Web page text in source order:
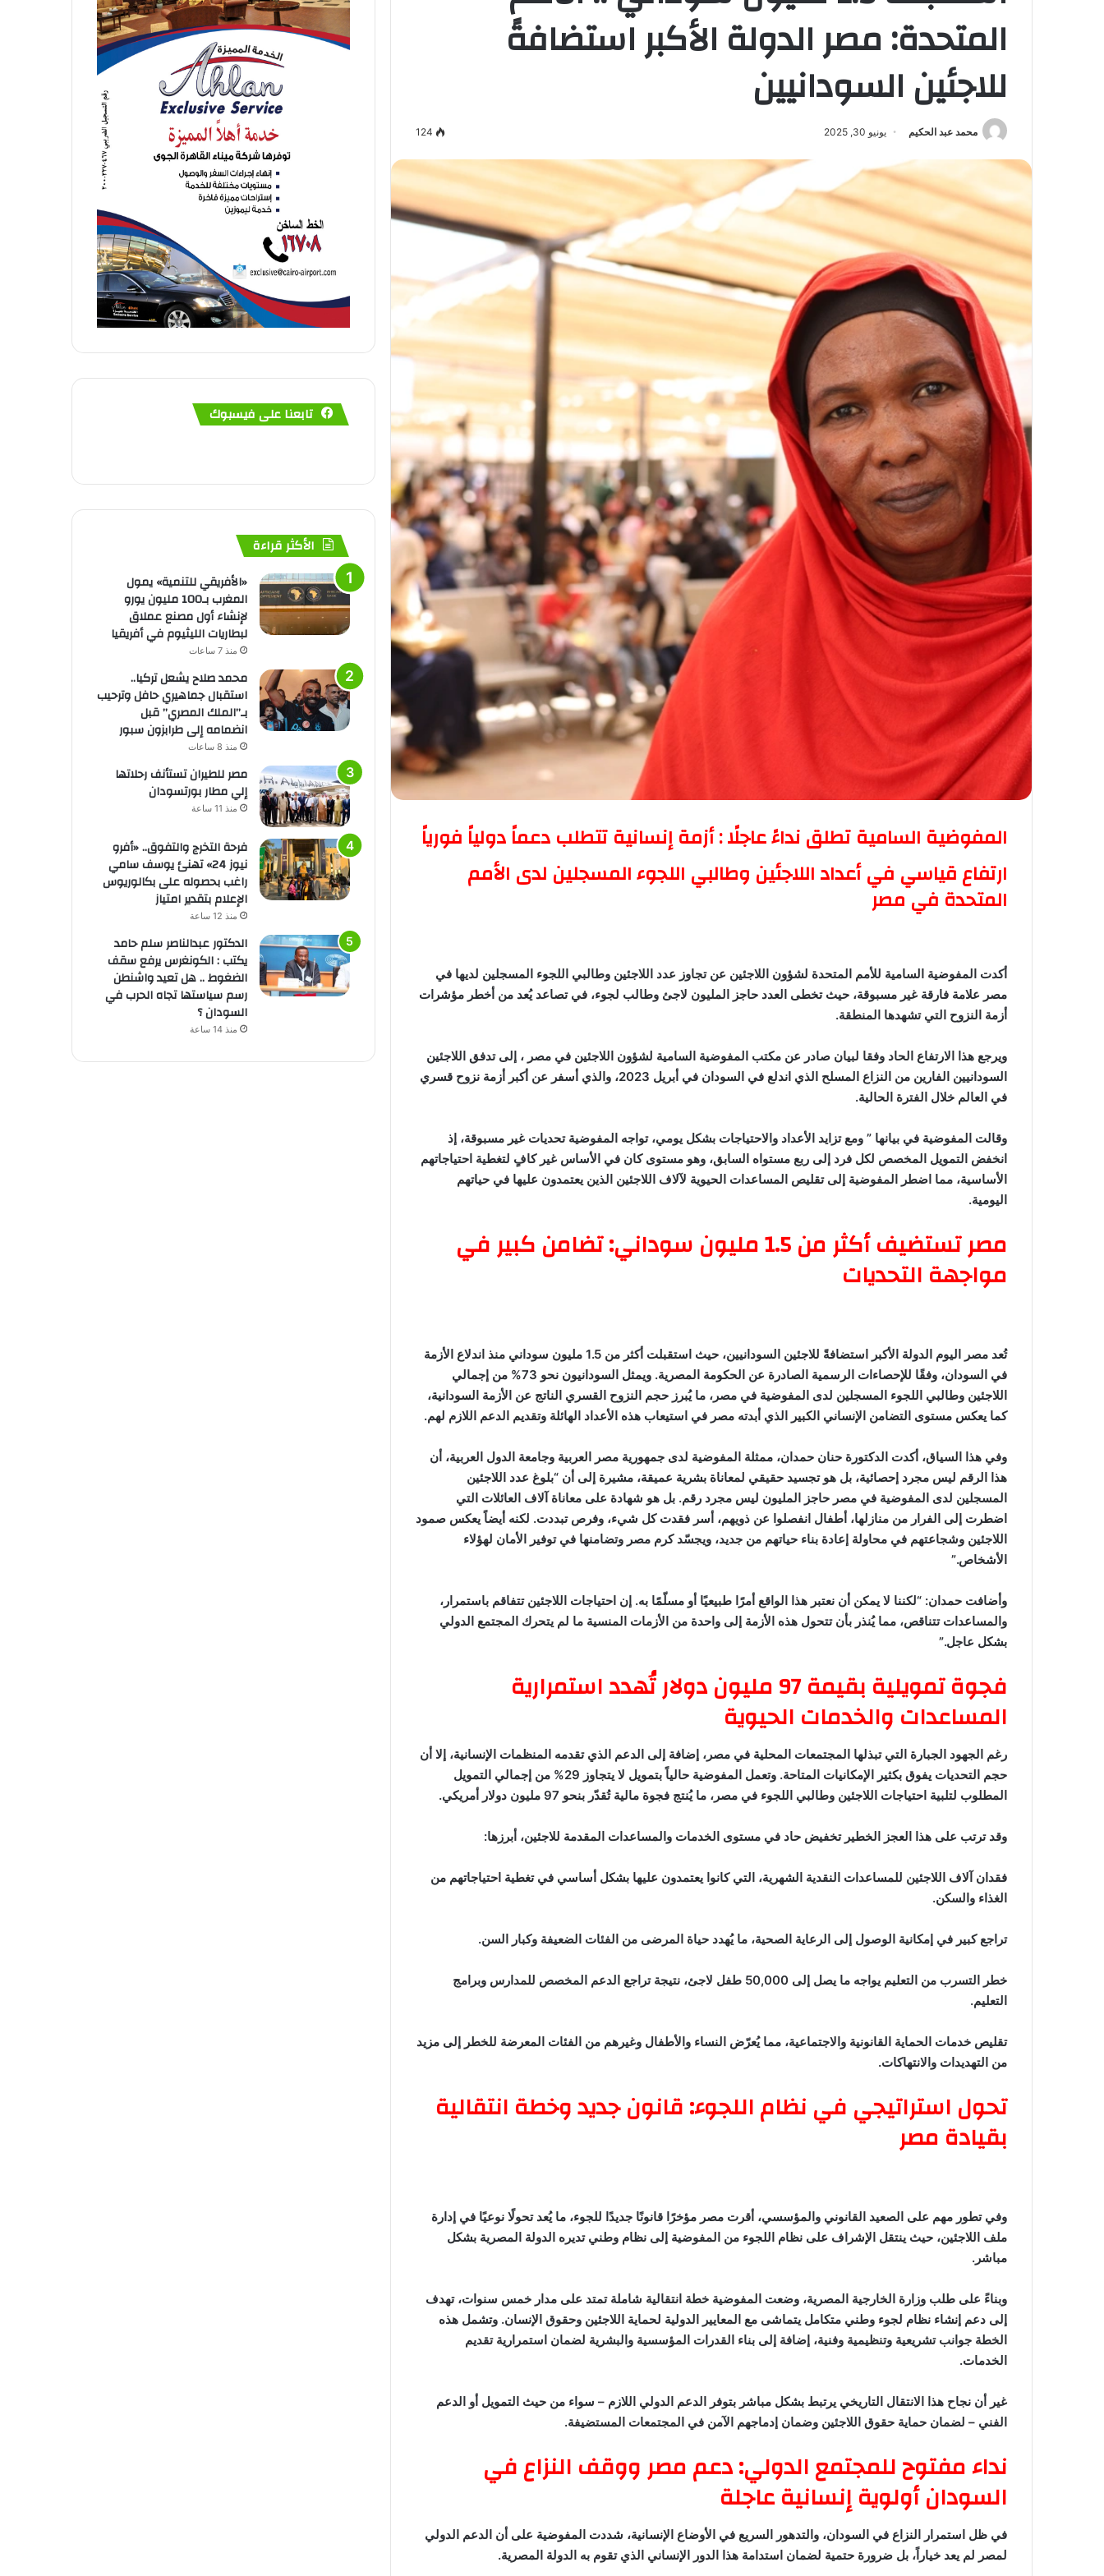
المتحدة: مصر الدولة الأكبر استضافةً
للاجئين السودانيين
محمد عبد الحكيم يونيو 30, 2025 124
المفوضية السامية تطلق نداءً عاجلًا : أزمة إنسانية تتطلب دعماً دولياً فورياً
ارتفاع قياسي في أعداد اللاجئين وطالبي اللجوء المسجلين لدى الأمم
المتحدة في مصر
أكدت المفوضية السامية للأمم المتحدة لشؤون اللاجئين عن تجاوز عدد اللاجئين وطالبي اللجوء المسجلين لديها في
مصر علامة فارقة غير مسبوقة، حيث تخطى العدد حاجز المليون لاجئ وطالب لجوء، في تصاعد يُعد من أخطر مؤشرات
أزمة النزوح التي تشهدها المنطقة.
ويرجع هذا الارتفاع الحاد وفقا لبيان صادر عن مكتب المفوضية السامية لشؤون اللاجئين في مصر ، إلى تدفق اللاجئين
السودانيين الفارين من النزاع المسلح الذي اندلع في السودان في أبريل 2023، والذي أسفر عن أكبر أزمة نزوح قسري
في العالم خلال الفترة الحالية.
وقالت المفوضية في بيانها ” ومع تزايد الأعداد والاحتياجات بشكل يومي، تواجه المفوضية تحديات غير مسبوقة، إذ
انخفض التمويل المخصص لكل فرد إلى ربع مستواه السابق، وهو مستوى كان في الأساس غير كافٍ لتغطية احتياجاتهم
الأساسية، مما اضطر المفوضية إلى تقليص المساعدات الحيوية لآلاف اللاجئين الذين يعتمدون عليها في حياتهم
اليومية.
مصر تستضيف أكثر من 1.5 مليون سوداني: تضامن كبير في
مواجهة التحديات
تُعد مصر اليوم الدولة الأكبر استضافةً للاجئين السودانيين، حيث استقبلت أكثر من 1.5 مليون سوداني منذ اندلاع الأزمة
في السودان، وفقًا للإحصاءات الرسمية الصادرة عن الحكومة المصرية. ويمثل السودانيون نحو 73% من إجمالي
اللاجئين وطالبي اللجوء المسجلين لدى المفوضية في مصر، ما يُبرز حجم النزوح القسري الناتج عن الأزمة السودانية،
كما يعكس مستوى التضامن الإنساني الكبير الذي أبدته مصر في استيعاب هذه الأعداد الهائلة وتقديم الدعم اللازم لهم.
وفي هذا السياق، أكدت الدكتورة حنان حمدان، ممثلة المفوضية لدى جمهورية مصر العربية وجامعة الدول العربية، أن
هذا الرقم ليس مجرد إحصائية، بل هو تجسيد حقيقي لمعاناة بشرية عميقة، مشيرة إلى أن “بلوغ عدد اللاجئين
المسجلين لدى المفوضية في مصر حاجز المليون ليس مجرد رقم. بل هو شهادة على معاناة آلاف العائلات التي
اضطرت إلى الفرار من منازلها، أطفال انفصلوا عن ذويهم، أسر فقدت كل شيء، وفرص تبددت. لكنه أيضاً يعكس صمود
اللاجئين وشجاعتهم في محاولة إعادة بناء حياتهم من جديد، ويجسّد كرم مصر وتضامنها في توفير الأمان لهؤلاء
الأشخاص.”
وأضافت حمدان: “لكننا لا يمكن أن نعتبر هذا الواقع أمرًا طبيعيًا أو مسلّمًا به. إن احتياجات اللاجئين تتفاقم باستمرار،
والمساعدات تتناقص، مما يُنذر بأن تتحول هذه الأزمة إلى واحدة من الأزمات المنسية ما لم يتحرك المجتمع الدولي
بشكل عاجل.”
فجوة تمويلية بقيمة 97 مليون دولار تُهدد استمرارية
المساعدات والخدمات الحيوية
رغم الجهود الجبارة التي تبذلها المجتمعات المحلية في مصر، إضافة إلى الدعم الذي تقدمه المنظمات الإنسانية، إلا أن
حجم التحديات يفوق بكثير الإمكانيات المتاحة. وتعمل المفوضية حالياً بتمويل لا يتجاوز 29% من إجمالي التمويل
المطلوب لتلبية احتياجات اللاجئين وطالبي اللجوء في مصر، ما يُنتج فجوة مالية تُقدّر بنحو 97 مليون دولار أمريكي.
وقد ترتب على هذا العجز الخطير تخفيض حاد في مستوى الخدمات والمساعدات المقدمة للاجئين، أبرزها:
فقدان آلاف اللاجئين للمساعدات النقدية الشهرية، التي كانوا يعتمدون عليها بشكل أساسي في تغطية احتياجاتهم من
الغذاء والسكن.
تراجع كبير في إمكانية الوصول إلى الرعاية الصحية، ما يُهدد حياة المرضى من الفئات الضعيفة وكبار السن.
خطر التسرب من التعليم يواجه ما يصل إلى 50,000 طفل لاجئ، نتيجة تراجع الدعم المخصص للمدارس وبرامج
التعليم.
تقليص خدمات الحماية القانونية والاجتماعية، مما يُعرّض النساء والأطفال وغيرهم من الفئات المعرضة للخطر إلى مزيد
من التهديدات والانتهاكات.
تحول استراتيجي في نظام اللجوء: قانون جديد وخطة انتقالية
بقيادة مصر
وفي تطور مهم على الصعيد القانوني والمؤسسي، أقرت مصر مؤخرًا قانونًا جديدًا للجوء، ما يُعد تحولًا نوعيًا في إدارة
ملف اللاجئين، حيث ينتقل الإشراف على نظام اللجوء من المفوضية إلى نظام وطني تديره الدولة المصرية بشكل
مباشر.
وبناءً على طلب وزارة الخارجية المصرية، وضعت المفوضية خطة انتقالية شاملة تمتد على مدار خمس سنوات، تهدف
إلى دعم إنشاء نظام لجوء وطني متكامل يتماشى مع المعايير الدولية لحماية اللاجئين وحقوق الإنسان. وتشمل هذه
الخطة جوانب تشريعية وتنظيمية وفنية، إضافة إلى بناء القدرات المؤسسية والبشرية لضمان استمرارية تقديم
الخدمات.
غير أن نجاح هذا الانتقال التاريخي يرتبط بشكل مباشر بتوفر الدعم الدولي اللازم – سواء من حيث التمويل أو الدعم
الفني – لضمان حماية حقوق اللاجئين وضمان إدماجهم الآمن في المجتمعات المستضيفة.
نداء مفتوح للمجتمع الدولي: دعم مصر ووقف النزاع في
السودان أولوية إنسانية عاجلة
في ظل استمرار النزاع في السودان، والتدهور السريع في الأوضاع الإنسانية، شددت المفوضية على أن الدعم الدولي
لمصر لم يعد خياراً، بل ضرورة حتمية لضمان استدامة هذا الدور الإنساني الذي تقوم به الدولة المصرية.
تابعنا على فيسبوك
الأكثر قراءة
«الأفريقي للتنمية» يمول
المغرب بـ100 مليون يورو
لإنشاء أول مصنع عملاق
لبطاريات الليثيوم في أفريقيا
منذ 7 ساعات
محمد صلاح يشعل تركيا..
استقبال جماهيري حافل وترحيب
بـ”الملك المصري” قبل
انضمامه إلى طرابزون سبور
منذ 8 ساعات
مصر للطيران تستأنف رحلاتها
إلي مطار بورتسودان
منذ 11 ساعة
فرحة التخرج والتفوق.. «أفرو
نيوز 24» تهنئ يوسف سامي
راغب بحصوله على بكالوريوس
الإعلام بتقدير امتياز
منذ 12 ساعة
الدكتور عبدالناصر سلم حامد
يكتب : الكونغرس يرفع سقف
الضغوط .. هل تعيد واشنطن
رسم سياستها تجاه الحرب في
السودان ؟
منذ 14 ساعة